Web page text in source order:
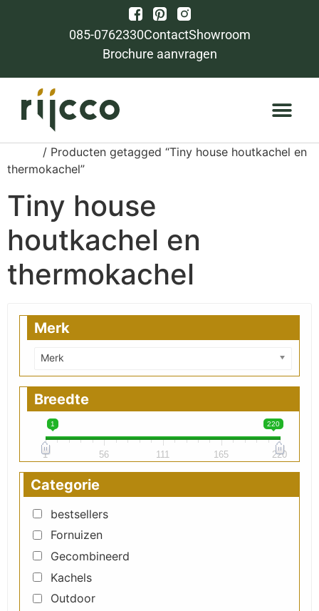
085-0762330ContactShowroom
Brochure aanvragen
/ Producten getagged “Tiny house houtkachel en
thermokachel”
Tiny house
houtkachel en
thermokachel
Merk
Merk
Breedte
1 220
1 56 111 165 220
Categorie
bestsellers
Fornuizen
Gecombineerd
Kachels
Outdoor